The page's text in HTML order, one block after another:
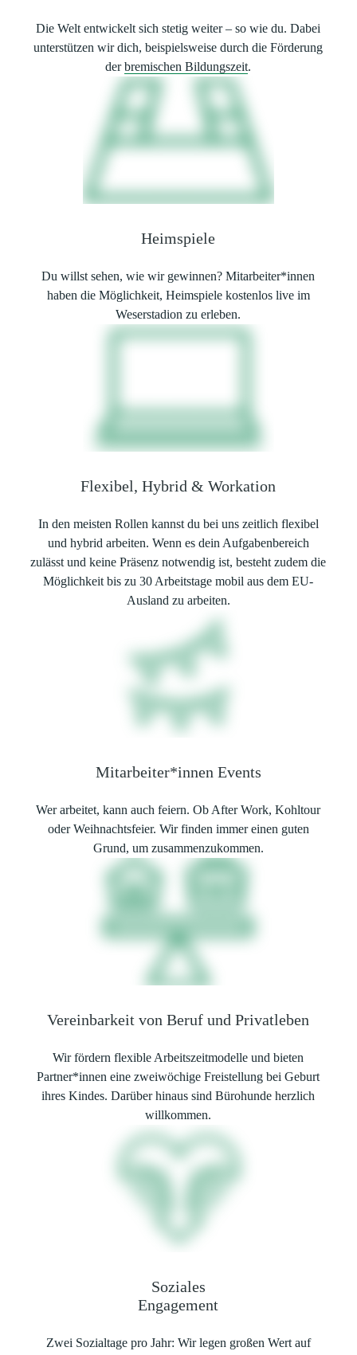
Die Welt entwickelt sich stetig weiter – so wie du. Dabei
unterstützen wir dich, beispielsweise durch die Förderung
derbremischen Bildungszeit.
Heimspiele
Du willst sehen, wie wir gewinnen? Mitarbeiter*innen
haben die Möglichkeit, Heimspiele kostenlos live im
Weserstadion zu erleben.
Flexibel, Hybrid & Workation
In den meisten Rollen kannst du bei uns zeitlich flexibel
und hybrid arbeiten. Wenn es dein Aufgabenbereich
zulässt und keine Präsenz notwendig ist, besteht zudem die
Möglichkeit bis zu 30 Arbeitstage mobil aus dem EU-
Ausland zu arbeiten.
Mitarbeiter*innen Events
Wer arbeitet, kann auch feiern. Ob After Work, Kohltour
oder Weihnachtsfeier. Wir finden immer einen guten
Grund, um zusammenzukommen.
Vereinbarkeit von Beruf und Privatleben
Wir fördern flexible Arbeitszeitmodelle und bieten
Partner*innen eine zweiwöchige Freistellung bei Geburt
ihres Kindes. Darüber hinaus sind Bürohunde herzlich
willkommen.
Soziales
Engagement
Zwei Sozialtage pro Jahr: Wir legen großen Wert auf